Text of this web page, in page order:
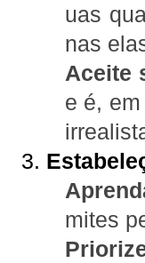
uas
nas
Aceite
e é,
3.
mites